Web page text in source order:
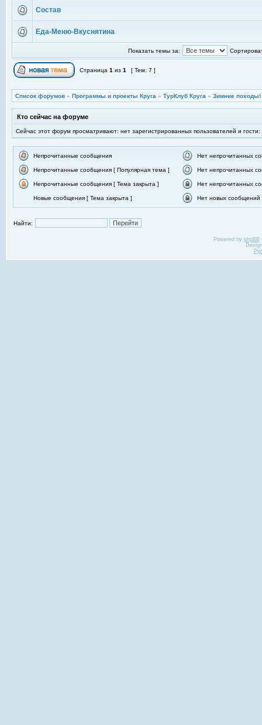
Состав
Еда-Меню-Вкуснятина
Показать темы за:
Страница 1 из 1 [ Тем: 7 ]
Список форумов » Программы и проекты Круга » ТурКлуб Круга » Зимние походы!
Кто сейчас на форуме
Сейчас этот форум просматривают: нет зарегистрированных пользователей и гости:
Непрочитанные сообщения Нет непрочитанных
Непрочитанные сообщения [ Популярная тема ] Нет непрочитанных
Непрочитанные сообщения [ Тема закрыта ] Нет непрочитанных
Новые сообщения [ Тема закрыта ] Нет новых сообщений
Найти:
Powered by phpBB